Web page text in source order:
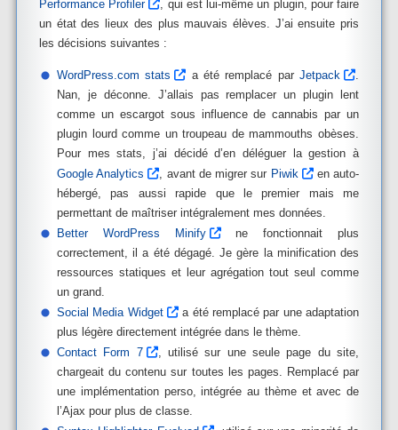
Performance Profiler
, qui est lui-même un plugin, pour faire
un état des lieux des plus mauvais élèves. J’ai ensuite pris
les décisions suivantes :
WordPress.com stats a été remplacé parJetpack
.
Nan, je déconne. J’allais pas remplacer un plugin lent
comme un escargot sous influence de cannabis par un
plugin lourd comme un troupeau de mammouths obèses.
Pour mes stats, j’ai décidé d’en déléguer la gestion à
Google Analytics
, avant de migrer sur Piwik
en auto-
hébergé, pas aussi rapide que le premier mais me
permettant de maîtriser intégralement mes données.
Better WordPress Minify
ne fonctionnait plus
correctement, il a été dégagé. Je gère la minification des
ressources statiques et leur agrégation tout seul comme
un grand.
Social Media Widget
a été remplacé par une adaptation
plus légère directement intégrée dans le thème.
Contact Form 7
, utilisé sur une seule page du site,
chargeait du contenu sur toutes les pages. Remplacé par
une implémentation perso, intégrée au thème et avec de
l’Ajax pour plus de classe.